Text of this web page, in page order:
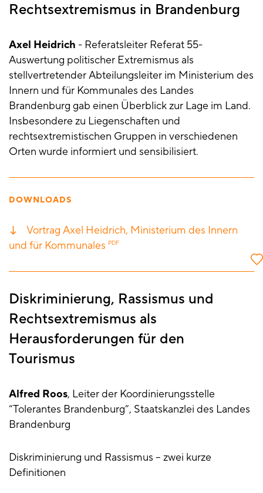
Rechtsextremismus in Brandenburg
Axel Heidrich - Referatsleiter Referat 55-
Auswertung politischer Extremismus als
stellvertretender Abteilungsleiter im Ministerium des
Innern und für Kommunales des Landes
Brandenburg gab einen Überblick zur Lage im Land.
Insbesondere zu Liegenschaften und
rechtsextremistischen Gruppen in verschiedenen
Orten wurde informiert und sensibilisiert.
DOWNLOADS
Vortrag Axel Heidrich, Ministerium des Innern
und für Kommunales PDF
Diskriminierung, Rassismus und
Rechtsextremismus als
Herausforderungen für den
Tourismus
Alfred Roos, Leiter der Koordinierungsstelle
“Tolerantes Brandenburg”, Staatskanzlei des Landes
Brandenburg
Diskriminierung und Rassismus – zwei kurze
Definitionen